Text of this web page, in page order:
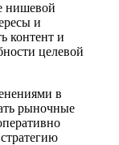
нишевой
и
контент и
целевой
в
рыночные